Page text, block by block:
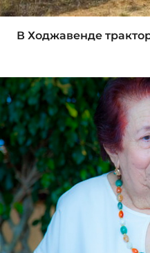
В Ходжавенде